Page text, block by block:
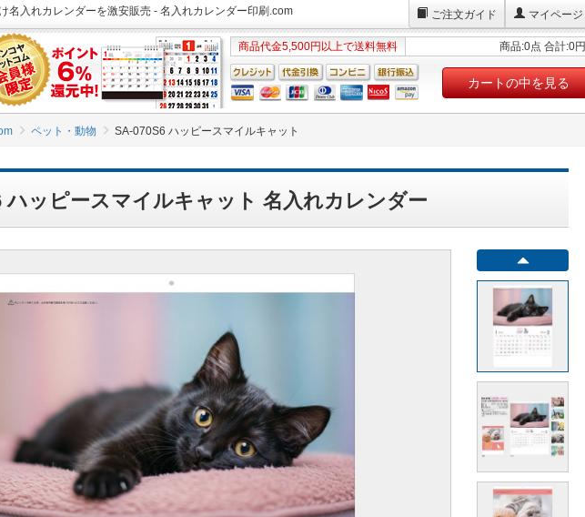
名入れカレンダーを激安販売 - 名入れカレンダー印刷.com ご注文ガイド マイページ
商品代金5,500円以上で送料無料 商品:0点 合計:0円
カートの中を見る
ペット・動物 SA-070S6 ハッピースマイルキャット
ハッピースマイルキャット 名入れカレンダー